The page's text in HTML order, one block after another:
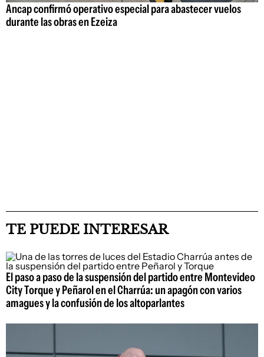
Ancap confirmó operativo especial para abastecer vuelos
durante las obras en Ezeiza
TE PUEDE INTERESAR
El paso a paso de la suspensión del partido entre Montevideo
City Torque y Peñarol en el Charrúa: un apagón con varios
amagues y la confusión de los altoparlantes